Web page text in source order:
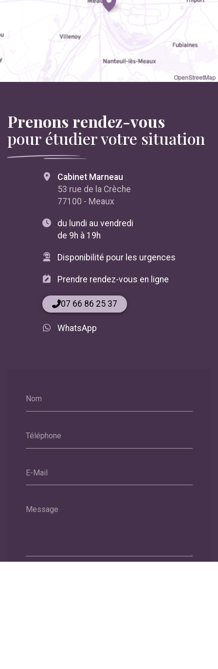
OpenStreetMap
Prenons rendez-vous
pour étudier votre situation
Nom
Téléphone
E-Mail
Message
Cabinet Marneau
53 rue de la Crèche
77100 - Meaux
du lundi au vendredi
de 9h à 19h
Disponibilité pour les urgences
Prendre rendez-vous en ligne
07 66 86 25 37
WhatsApp